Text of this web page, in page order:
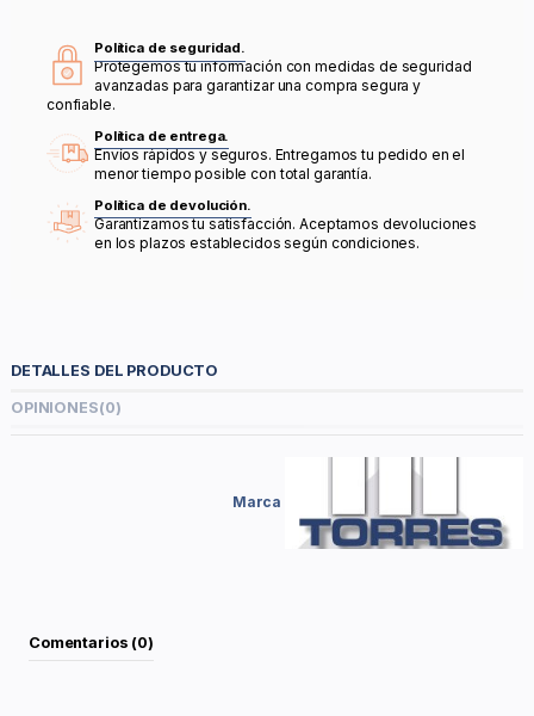
Política de seguridad.
Protegemos tu información con medidas de seguridad
avanzadas para garantizar una compra segura y
confiable.
Política de entrega.
Envíos rápidos y seguros. Entregamos tu pedido en el
menor tiempo posible con total garantía.
Política de devolución.
Garantizamos tu satisfacción. Aceptamos devoluciones
en los plazos establecidos según condiciones.
DETALLES DEL PRODUCTO
OPINIONES(0)
Marca
Comentarios (0)